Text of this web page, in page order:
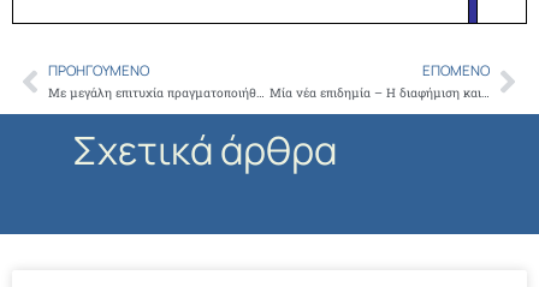
Prev
ΠΡΟΗΓΟΎΜΕΝΟ
Με μεγάλη επιτυχία πραγματοποιήθηκε η ημερίδα που διοργανώθηκε από τον Ιατρικό Σύλλογο Αθηνών και τον Παγκύπριο Ιατρικό Σύλλογο, με θέμα τον εμβολιασμό για τον Sars-Cov-2
ΕΠΌΜΕΝΟ
Μία νέα επιδημία – Η διαφήμιση και προβολή συναδέλφων
Σχετικά άρθρα